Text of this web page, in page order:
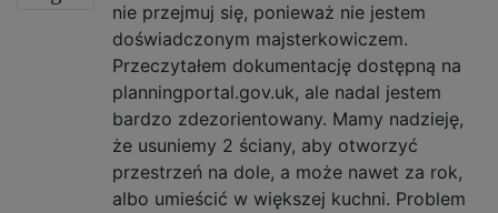
nie przejmuj się, ponieważ nie jestem
doświadczonym majsterkowiczem.
Przeczytałem dokumentację dostępną na
planningportal.gov.uk, ale nadal jestem
bardzo zdezorientowany. Mamy nadzieję,
że usuniemy 2 ściany, aby otworzyć
przestrzeń na dole, a może nawet za rok,
albo umieścić w większej kuchni. Problem